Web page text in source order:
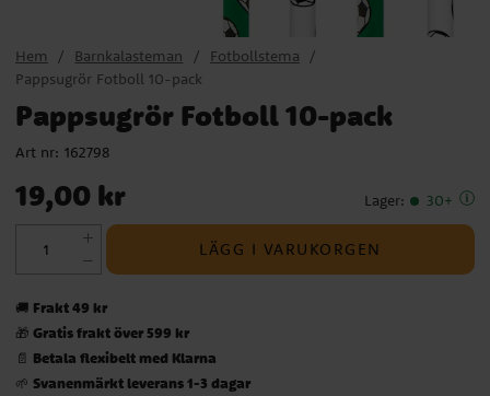
Hem Barnkalasteman
Fotbollstema
Pappsugrör Fotboll 10-pack
Pappsugrör Fotboll 10-pack
Art nr: 162798
Pris: 19,00 kr
19,00 kr Lager: 30+
LÄGG I VARUKORGEN
🚚 Frakt 49 kr
🎁 Gratis frakt över 599 kr
📄 Betala flexibelt med Klarna
🌱 Svanenmärkt leverans 1-3 dagar